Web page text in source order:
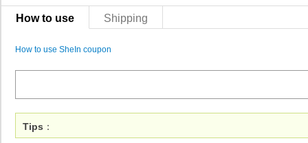
How to use Shipping
How to use SheIn coupon
Tips ：